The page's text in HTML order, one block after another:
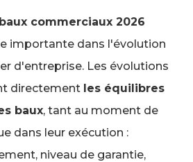
commerciaux 2026
importante dans l'évolution
d'entreprise. Les évolutions
directement les équilibres
baux, tant au moment de
dans leur exécution :
niveau de garantie,